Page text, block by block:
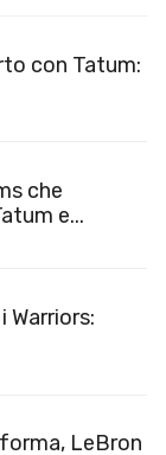
con Tatum:
che
e...
Warriors:
LeBron